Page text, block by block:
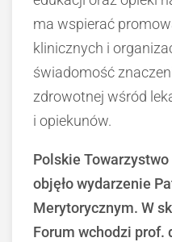
ma wspierać
klinicznych i
świadomość
zdrowotnej wśród
i opiekunów.
Polskie
objęło wydarzenie
Merytorycznym. W
Forum wchodzi prof.